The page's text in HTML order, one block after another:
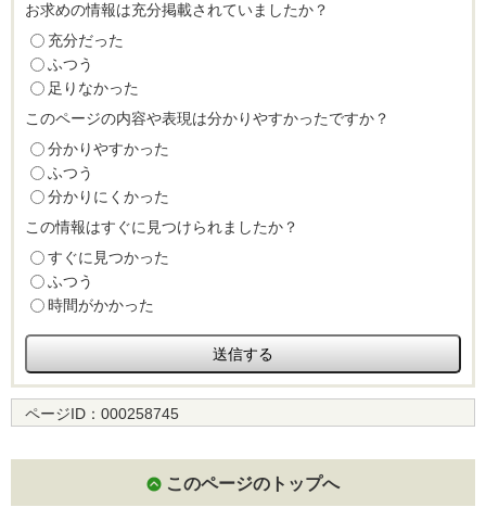
お求めの情報は充分掲載されていましたか？
充分だった
ふつう
足りなかった
このページの内容や表現は分かりやすかったですか？
分かりやすかった
ふつう
分かりにくかった
この情報はすぐに見つけられましたか？
すぐに見つかった
ふつう
時間がかかった
ページID： 000258745
このページのトップへ